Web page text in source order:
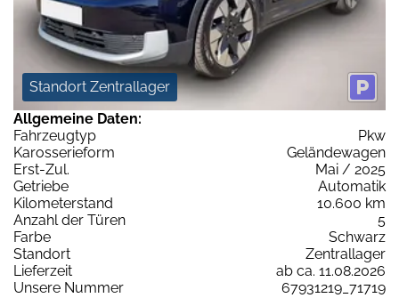
Standort Zentrallager
Allgemeine Daten:
Fahrzeugtyp
Pkw
Karosserieform
Geländewagen
Erst-Zul.
Mai / 2025
Getriebe
Automatik
Kilometerstand
10.600 km
Anzahl der Türen
5
Farbe
Schwarz
Standort
Zentrallager
Lieferzeit
ab ca. 11.08.2026
Unsere Nummer
67931219_71719